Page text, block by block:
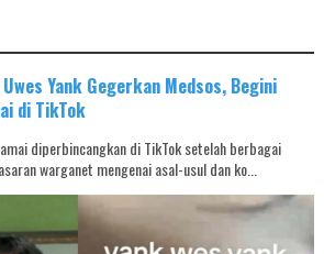
Yank Gegerkan Medsos, Begini
di TikTok
diperbincangkan di TikTok setelah berbagai
warganet mengenai asal-usul dan ko...